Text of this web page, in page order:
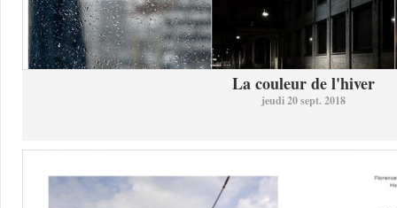
La couleur de l'hiver
jeudi 20 sept. 2018